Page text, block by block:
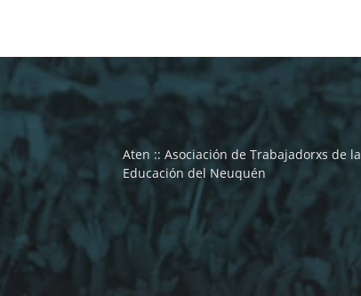
Aten :: Asociación de Trabajadorxs de la
Educación del Neuquén